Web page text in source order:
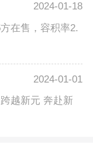
2024-01-18
在售，容积率2.
2024-01-01
越新元 奔赴新